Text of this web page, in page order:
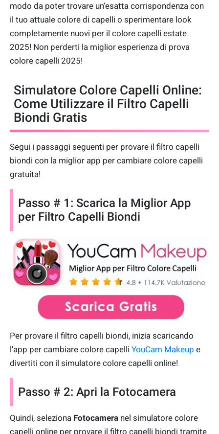
modo da poter trovare un'esatta corrispondenza con
il tuo attuale colore di capelli o sperimentare look
completamente nuovi per il colore capelli estate
2025! Non perderti la miglior esperienza di prova
colore capelli 2025!
Simulatore Colore Capelli Online:
Come Utilizzare il Filtro Capelli
Biondi Gratis
Segui i passaggi seguenti per provare il filtro capelli
biondi con la miglior app per cambiare colore capelli
gratuita!
Passo # 1: Scarica la Miglior App
per Filtro Capelli Biondi
Per provare il filtro capelli biondi, inizia scaricando
l'app per cambiare colore capelli YouCam Makeup e
divertiti con il simulatore colore capelli online!
Passo # 2: Apri la Fotocamera
Quindi, seleziona Fotocamera nel simulatore colore
capelli online per provare il filtro capelli biondi tramite